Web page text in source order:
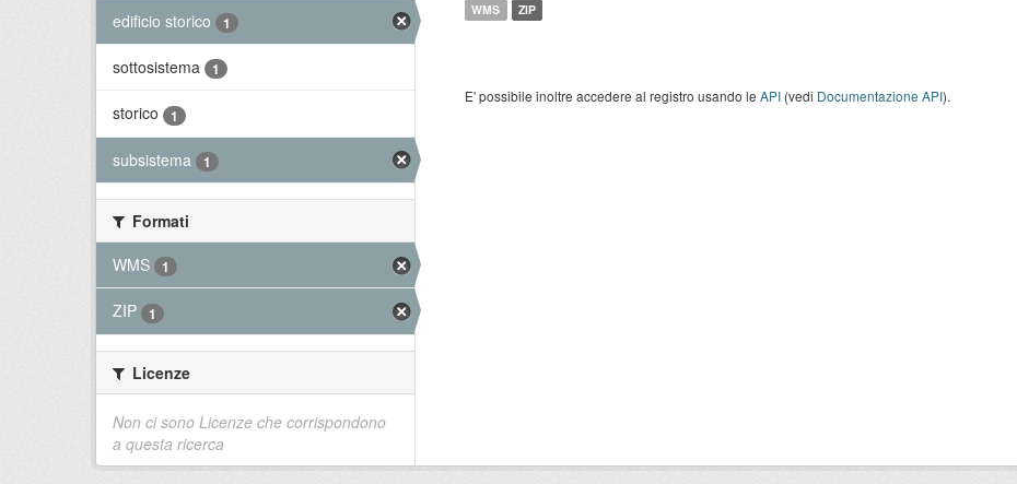
edificio storico 1
sottosistema 1
storico 1
subsistema 1
Formati
WMS
1
ZIP 1
Licenze
Non ci sono Licenze che corrispondono
a questa ricerca
WMS ZIP
E' possibile inoltre accedere al registro usando le API (vedi Documentazione API).